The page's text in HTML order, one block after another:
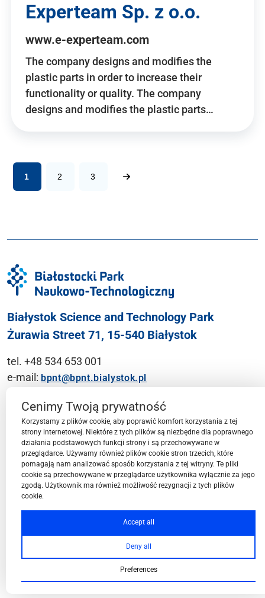
Experteam Sp. z o.o.
www.e-experteam.com
The company designs and modifies the
plastic parts in order to increase their
functionality or quality. The company
designs and modifies the plastic parts…
1 2 3
Białystok Science and Technology Park
Żurawia Street 71, 15-540 Białystok
tel. +48 534 653 001
e-mail: bpnt@bpnt.bialystok.pl
Contact
BPN-T Area
BPN-T Offer
Cenimy Twoją prywatność
Korzystamy z plików cookie, aby poprawić komfort korzystania z tej
strony internetowej. Niektóre z tych plików są niezbędne dla poprawnego
działania podstawowych funkcji strony i są przechowywane w
przeglądarce. Używamy również plików cookie stron trzecich, które
pomagają nam analizować sposób korzystania z tej witryny. Te pliki
cookie są przechowywane w przeglądarce użytkownika wyłącznie za jego
zgodą. Użytkownik ma również możliwość rezygnacji z tych plików
cookie.
Accept all
Deny all
Preferences